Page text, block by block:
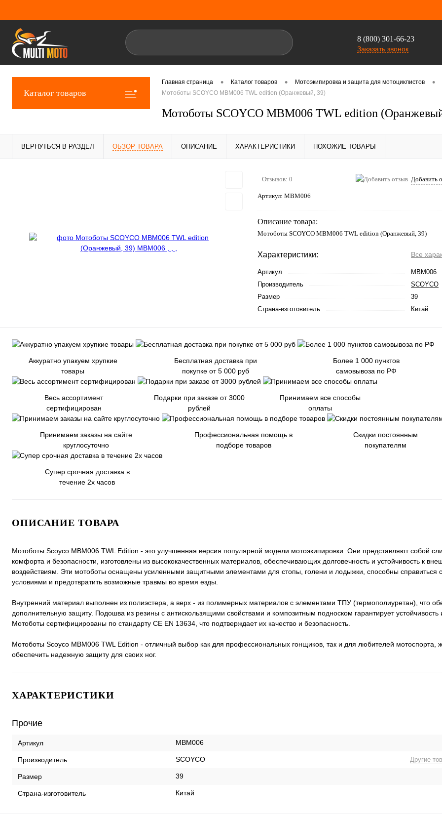
8 (800) 301-66-23
Заказать звонок
Каталог товаров
Главная страница • Каталог товаров • Мотоэкипировка и защита для мотоциклистов •
Мотоботы SCOYCO MBM006 TWL edition (Оранжевый, 39)
Мотоботы SCOYCO MBM006 TWL edition
ВЕРНУТЬСЯ В РАЗДЕЛ ОБЗОР ТОВАРА ОПИСАНИЕ ХАРАКТЕРИСТИКИ ПОХОЖИЕ ТОВАРЫ
Отзывов: 0 Добавить
Артикул: MBM006
Описание товара:
Мотоботы SCOYCO MBM006 TWL edition (Оранжевый, 39)
Характеристики: Все
Артикул
MBM006
Производитель
SCOYCO
Размер
39
Страна-изготовитель
Китай
Аккуратно упакуем хрупкие
товары
Бесплатная доставка при
покупке от 5 000 руб
Более 1 000 пунктов
самовывоза по РФ
Весь ассортимент
сертифицирован
Подарки при заказе от 3000
рублей
Принимаем все способы
оплаты
Принимаем заказы на сайте
круглосуточно
Профессиональная помощь в
подборе товаров
Скидки постоянным
покупателям
Супер срочная доставка в
течение 2х часов
ОПИСАНИЕ ТОВАРА
Мотоботы Scoyco MBM006 TWL Edition - это улучшенная версия популярной модели мотоэкипировки. Они представляют собой
комфорта и безопасности, изготовлены из высококачественных материалов, обеспечивающих долговечность и устойчивость к
воздействиям. Эти мотоботы оснащены усиленными защитными элементами для стопы, голени и лодыжки, способны справиться
условиями и предотвратить возможные травмы во время езды.
Внутренний материал выполнен из полиэстера, а верх - из полимерных материалов с элементами ТПУ (термополиуретан), что
дополнительную защиту. Подошва из резины с антискользящими свойствами и композитным подноском гарантирует устойчивость
Мотоботы сертифицированы по стандарту CE EN 13634, что подтверждает их качество и безопасность.
Мотоботы Scoyco MBM006 TWL Edition - отличный выбор как для профессиональных гонщиков, так и для любителей мотоспорта,
обеспечить надежную защиту для своих ног.
ХАРАКТЕРИСТИКИ
Прочие
Артикул MBM006
Производитель SCOYCO Другие
Размер 39
Страна-изготовитель Китай